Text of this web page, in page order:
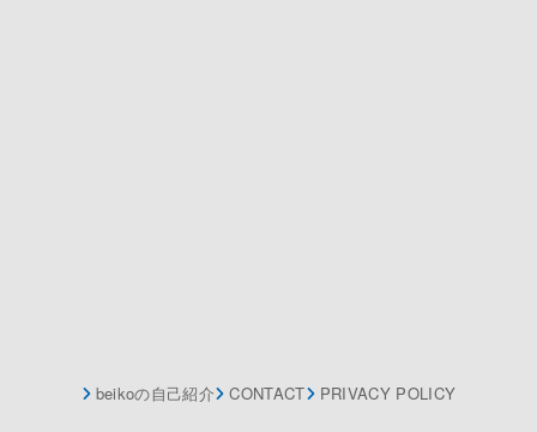
beikoの自己紹介 CONTACT PRIVACY POLICY